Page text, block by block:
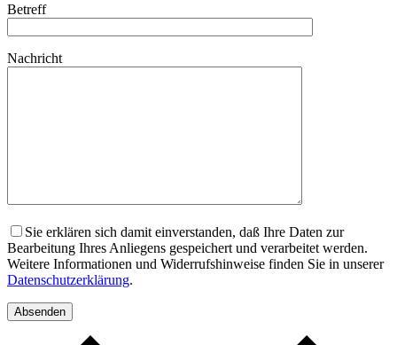
Betreff
Nachricht
Sie erklären sich damit einverstanden, daß Ihre Daten zur
Bearbeitung Ihres Anliegens gespeichert und verarbeitet werden.
Weitere Informationen und Widerrufshinweise finden Sie in unserer
Datenschutzerklärung.